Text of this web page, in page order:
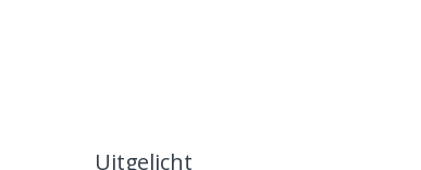
Uitgelicht